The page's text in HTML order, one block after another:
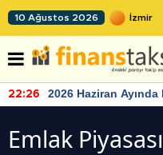
10 Ağustos 2026
22:26 2026 Haziran Ayında
Emlak